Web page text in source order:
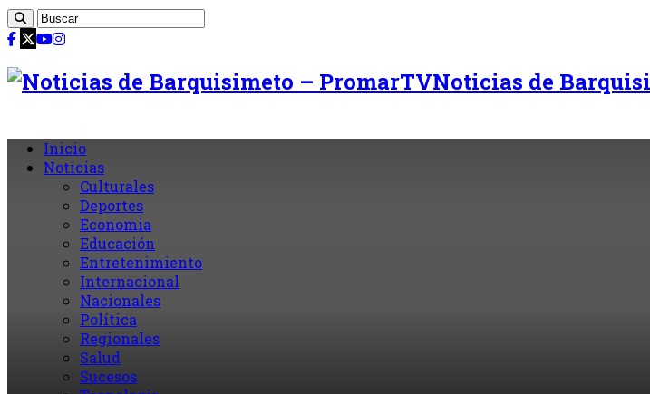
Noticias de
Inicio
Noticias
Culturales
Deportes
Economia
Educación
Entretenimiento
Internacional
Nacionales
Política
Regionales
Salud
Sucesos